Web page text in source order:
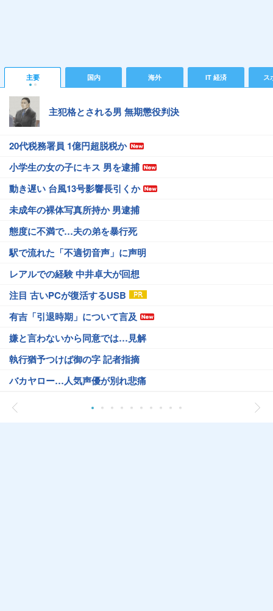
主要 国内 海外 IT 経済 ス
主犯格とされる男 無期懲役判決
20代税務署員 1億円超脱税か
小学生の女の子にキス 男を逮捕
動き遅い 台風13号影響長引くか
未成年の裸体写真所持か 男逮捕
態度に不満で…夫の弟を暴行死
駅で流れた「不適切音声」に声明
レアルでの経験 中井卓大が回想
注目 古いPCが復活するUSB
有吉「引退時期」について言及
嫌と言わないから同意では…見解
執行猶予つけば御の字 記者指摘
バカヤロー…人気声優が別れ悲痛